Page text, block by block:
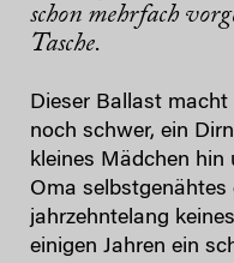
schon mehrfach
Tasche.
Dieser Ballast
noch schwer, ein
kleines Mädchen hin
Oma selbstgenähtes
jahrzehntelang
einigen Jahren ein